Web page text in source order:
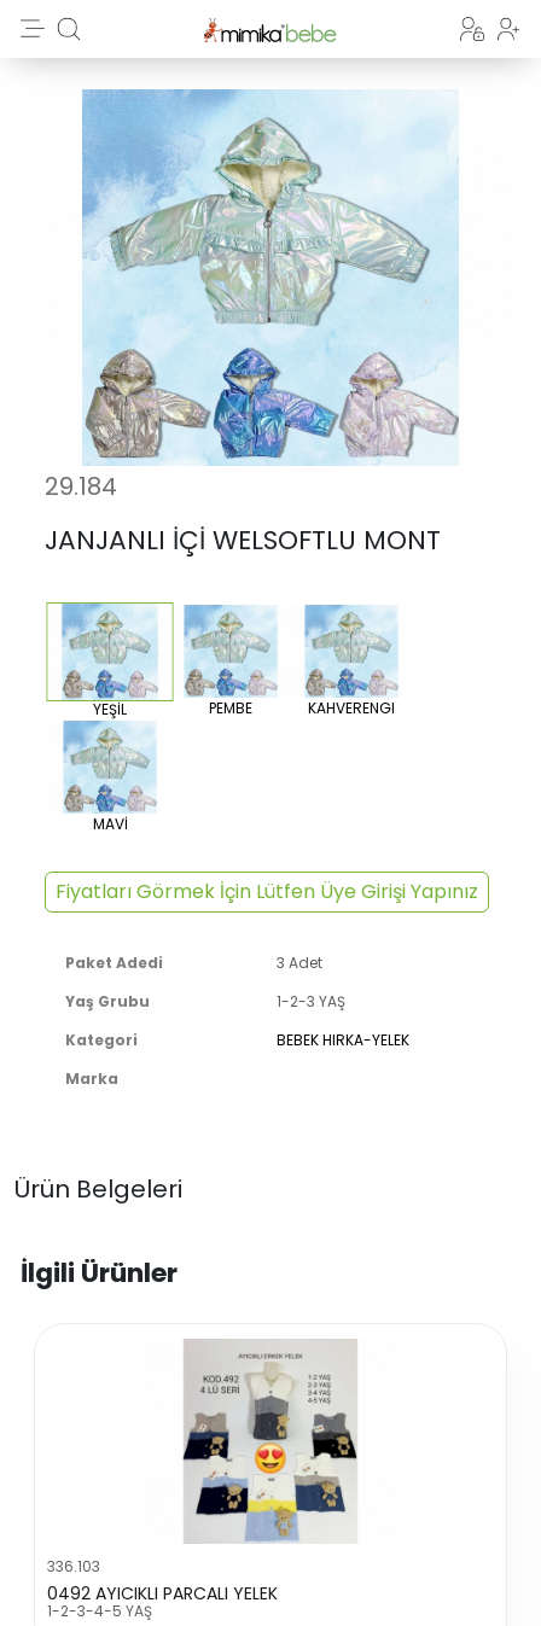
29.184
JANJANLI İÇİ WELSOFTLU MONT
YEŞİL PEMBE KAHVERENGI
MAVİ
Fiyatları Görmek İçin Lütfen Üye Girişi Yapınız
Paket Adedi
3 Adet
Yaş Grubu
1-2-3 YAŞ
Kategori
BEBEK HIRKA-YELEK
Marka
Ürün Belgeleri
İlgili Ürünler
336.103
0492 AYICIKLI PARCALI YELEK
1-2-3-4-5 YAŞ